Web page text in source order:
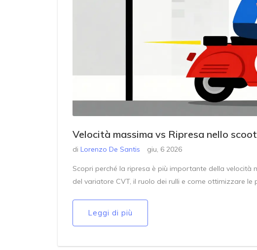
Velocità massima vs Ripresa nello
di Lorenzo De Santis giu, 6 2026
Scopri perché la ripresa è più importante della
del variatore CVT, il ruolo dei rulli e come ottimizzare
Leggi di più